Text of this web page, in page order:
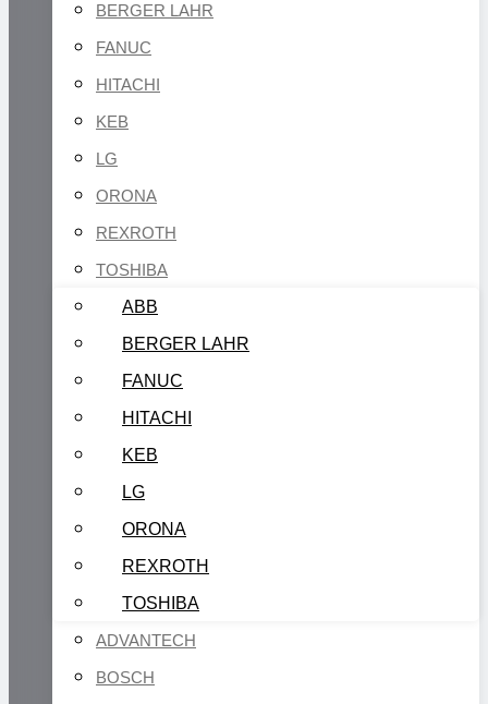
BERGER LAHR
FANUC
HITACHI
KEB
LG
ORONA
REXROTH
TOSHIBA
ABB
BERGER LAHR
FANUC
HITACHI
KEB
LG
ORONA
REXROTH
TOSHIBA
ADVANTECH
BOSCH